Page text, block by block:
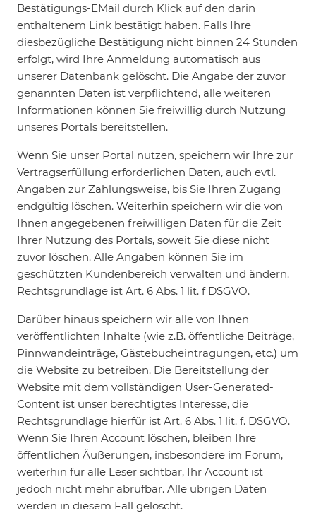
Bestätigungs-EMail durch Klick auf den darin
enthaltenem Link bestätigt haben. Falls Ihre
diesbezügliche Bestätigung nicht binnen 24 Stunden
erfolgt, wird Ihre Anmeldung automatisch aus
unserer Datenbank gelöscht. Die Angabe der zuvor
genannten Daten ist verpflichtend, alle weiteren
Informationen können Sie freiwillig durch Nutzung
unseres Portals bereitstellen.
Wenn Sie unser Portal nutzen, speichern wir Ihre zur
Vertragserfüllung erforderlichen Daten, auch evtl.
Angaben zur Zahlungsweise, bis Sie Ihren Zugang
endgültig löschen. Weiterhin speichern wir die von
Ihnen angegebenen freiwilligen Daten für die Zeit
Ihrer Nutzung des Portals, soweit Sie diese nicht
zuvor löschen. Alle Angaben können Sie im
geschützten Kundenbereich verwalten und ändern.
Rechtsgrundlage ist Art. 6 Abs. 1 lit. f DSGVO.
Darüber hinaus speichern wir alle von Ihnen
veröffentlichten Inhalte (wie z.B. öffentliche Beiträge,
Pinnwandeinträge, Gästebucheintragungen, etc.) um
die Website zu betreiben. Die Bereitstellung der
Website mit dem vollständigen User-Generated-
Content ist unser berechtigtes Interesse, die
Rechtsgrundlage hierfür ist Art. 6 Abs. 1 lit. f. DSGVO.
Wenn Sie Ihren Account löschen, bleiben Ihre
öffentlichen Äußerungen, insbesondere im Forum,
weiterhin für alle Leser sichtbar, Ihr Account ist
jedoch nicht mehr abrufbar. Alle übrigen Daten
werden in diesem Fall gelöscht.